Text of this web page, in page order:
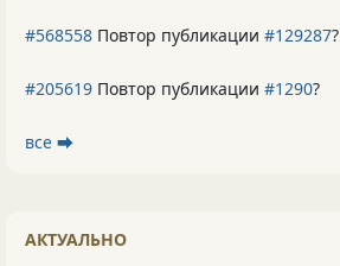
#568558 Повтор публикации #129287?
#205619 Повтор публикации #1290?
все ⮕
АКТУАЛЬНО